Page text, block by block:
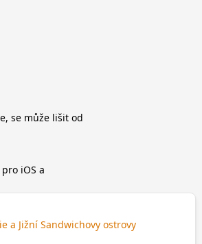
se může lišit od
iOS a
a Jižní Sandwichovy ostrovy